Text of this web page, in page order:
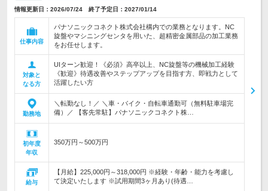
情報更新日：2026/07/24 終了予定日：2027/01/14
仕事内容
パナソニックコネクト株式会社構内での業務となります。NC
旋盤やマシニングセンタを用いた、超精密金属部品の加工業務
をお任せします。
対象と
なる方
UIターン歓迎！《必須》高卒以上、NC旋盤等の機械加工経験
《歓迎》待遇改善やステップアップを目指す方、即戦力として
活躍したい方
勤務地
＼転勤なし！／ ＼車・バイク・自転車通勤可（無料駐車場完
備）／ 【客先常駐】パナソニックコネクト株…
初年度
年収
350万円～500万円
給与
【月給】225,000円～318,000円 ※経験・年齢・能力を考慮し
て決定いたします ※試用期間3ヶ月あり(待遇…